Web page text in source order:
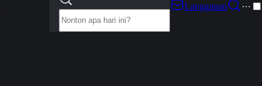
Langganan
···